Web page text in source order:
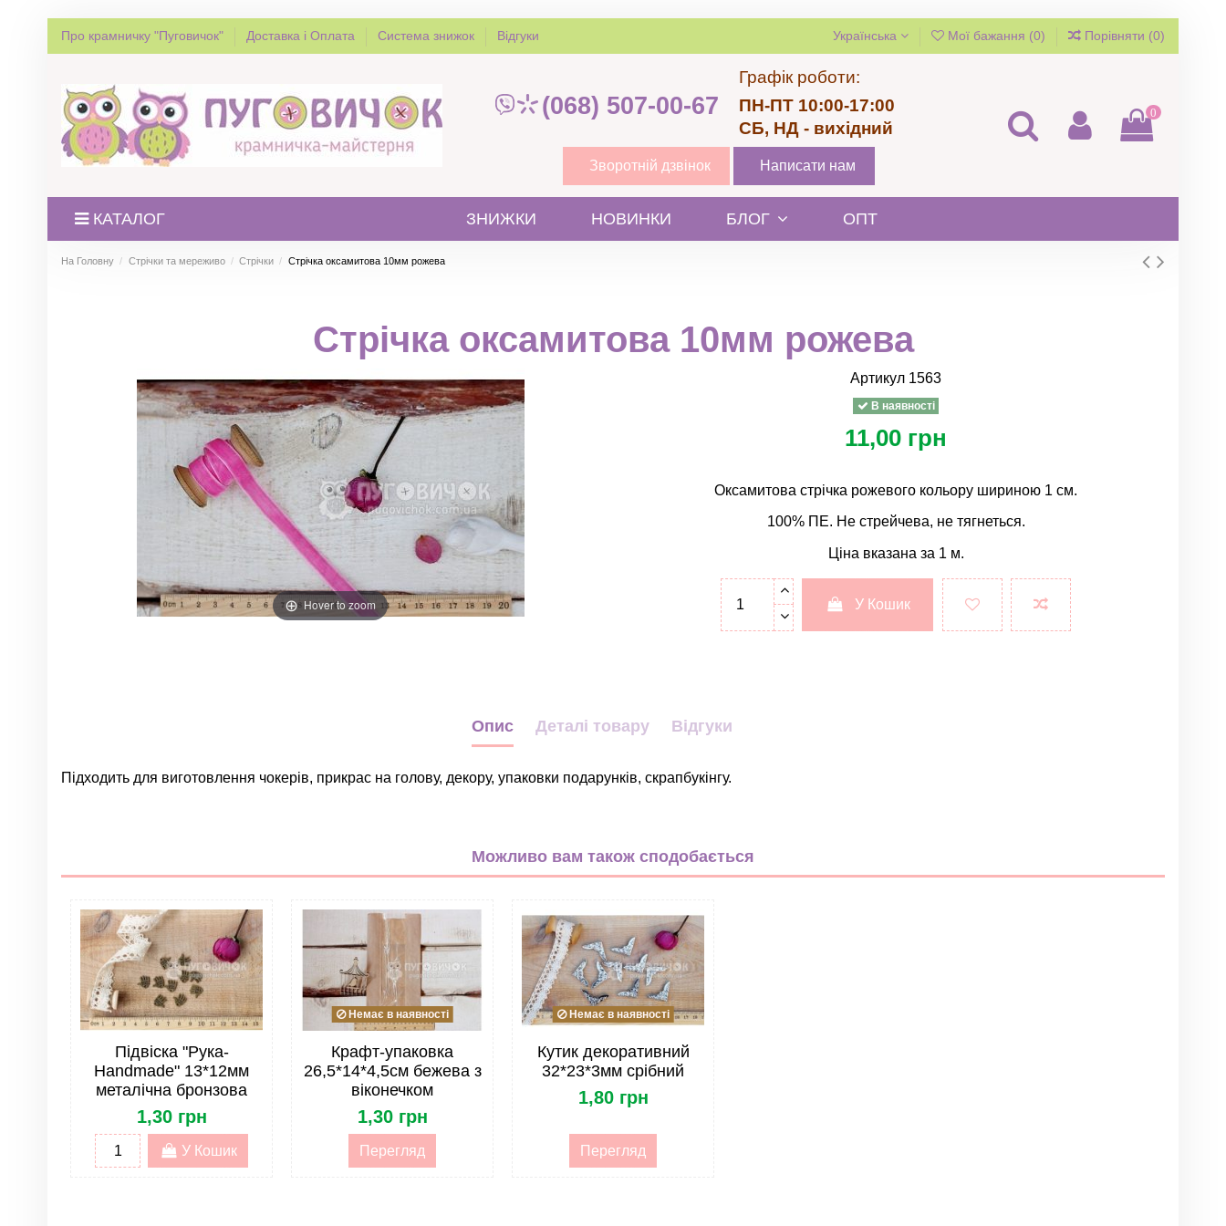
Про крамничку "Пуговичок" Доставка і Оплата Система знижок Відгуки Українська Мої бажання (0) Порівняти (0)
(068) 507-00-67
Графік роботи:
ПН-ПТ 10:00-17:00
СБ, НД - вихідний
Зворотній дзвінок Написати нам
0
КАТАЛОГ ЗНИЖКИ НОВИНКИ БЛОГ ОПТ
На Головну Стрічки та мереживо Стрічки Стрічка оксамитова 10мм рожева
Стрічка оксамитова 10мм рожева
Hover to zoom
Артикул 1563
В наявності
11,00 грн
Оксамитова стрічка рожевого кольору шириною 1 см.
100% ПЕ. Не стрейчева, не тягнеться.
Ціна вказана за 1 м.
У Кошик
Опис Деталі товару Відгуки
Підходить для виготовлення чокерів, прикрас на голову, декору, упаковки подарунків, скрапбукінгу.
Розмір 10мм
Стрічка
Форма Однотонна
Стрічка. Тип Оксамитова
Стрічка. Упаковка Метражем
Можливо вам також сподобається
Підвіска "Рука-
Handmade" 13*12мм
металічна бронзова
1,30 грн
У Кошик
Немає в наявності
Крафт-упаковка
26,5*14*4,5см бежева з
віконечком
1,30 грн
Перегляд
Немає в наявності
Кутик декоративний
32*23*3мм срібний
1,80 грн
Перегляд